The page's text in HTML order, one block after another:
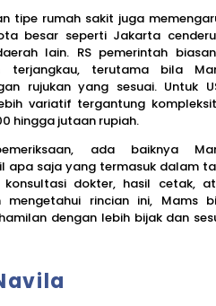
tipe rumah sakit juga
besar seperti Jakarta
lain. RS pemerintah
terjangkau, terutama bila
rujukan yang sesuai. Untuk
variatif tergantung
hingga jutaan rupiah.
ada baiknya
apa saja yang termasuk dalam
dokter, hasil cetak,
mengetahui rincian ini, Mams
dengan lebih bijak dan